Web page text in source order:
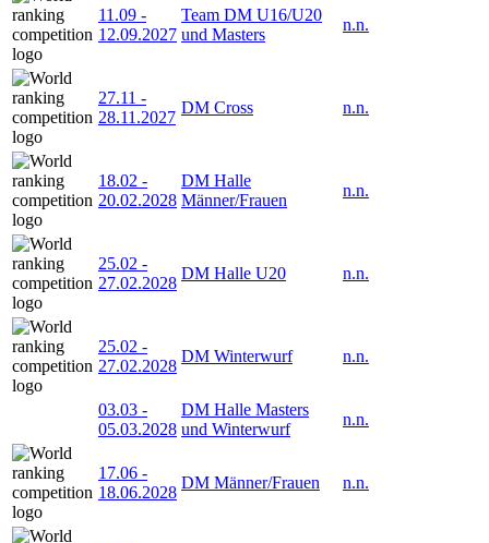
11.09 -
12.09.2027
Team DM U16/U20
und Masters
n.n.
27.11 -
28.11.2027
DM Cross n.n.
18.02 -
20.02.2028
DM Halle
Männer/Frauen
n.n.
25.02 -
27.02.2028
DM Halle U20 n.n.
25.02 -
27.02.2028
DM Winterwurf n.n.
03.03 -
05.03.2028
DM Halle Masters
und Winterwurf
n.n.
17.06 -
18.06.2028
DM Männer/Frauen n.n.